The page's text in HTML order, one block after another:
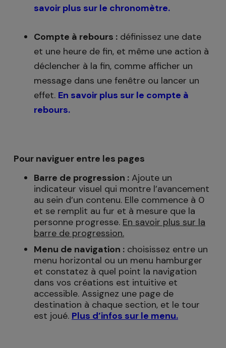
savoir plus sur le chronomètre.
Compte à rebours : définissez une date
et une heure de fin, et même une action à
déclencher à la fin, comme afficher un
message dans une fenêtre ou lancer un
effet. En savoir plus sur le compte à
rebours.
Pour naviguer entre les pages
Barre de progression : Ajoute un
indicateur visuel qui montre l’avancement
au sein d’un contenu. Elle commence à 0
et se remplit au fur et à mesure que la
personne progresse. En savoir plus sur la
barre de progression.
Menu de navigation : choisissez entre un
menu horizontal ou un menu hamburger
et constatez à quel point la navigation
dans vos créations est intuitive et
accessible. Assignez une page de
destination à chaque section, et le tour
est joué. Plus d’infos sur le menu.